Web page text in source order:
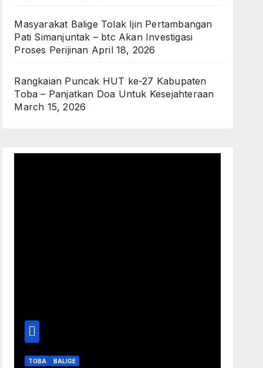
Masyarakat Balige Tolak Ijin Pertambangan
Pati Simanjuntak – btc Akan Investigasi
Proses Perijinan April 18, 2026
Rangkaian Puncak HUT ke-27 Kabupaten
Toba – Panjatkan Doa Untuk Kesejahteraan
March 15, 2026
TOBA BALIGE